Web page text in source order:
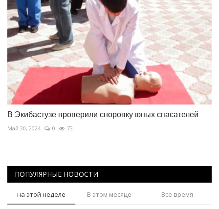
В Экибастузе проверили сноровку юных спасателей
Май 30, 2024 0 73
ПОПУЛЯРНЫЕ НОВОСТИ
на этой неделе В этом месяце Все время